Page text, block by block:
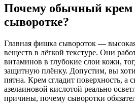
Почему обычный крем
сыворотке?
Главная фишка сывороток —
веществ в лёгкой текстуре. Они
витаминов в глубокие слои кожи,
защитную плёнку. Допустим, вы
пятна. Крем сгладит поверхность, а
азелаиновой кислотой реально
причины, почему сыворотки